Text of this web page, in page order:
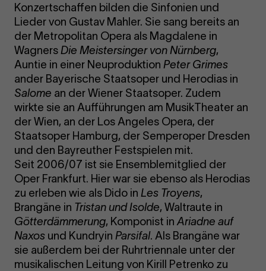
Konzertschaffen bilden die Sinfonien und
Lieder von Gustav Mahler. Sie sang bereits an
der Metropolitan Opera als Magdalene in
Wagners Die Meistersinger von Nürnberg,
Auntie in einer Neuproduktion Peter Grimes
ander Bayerische Staatsoper und Herodias in
Salome an der Wiener Staatsoper. Zudem
wirkte sie an Aufführungen am MusikTheater an
der Wien, an der Los Angeles Opera, der
Staatsoper Hamburg, der Semperoper Dresden
und den Bayreuther Festspielen mit.
Seit 2006/07 ist sie Ensemblemitglied der
Oper Frankfurt. Hier war sie ebenso als Herodias
zu erleben wie als Dido in Les Troyens,
Brangäne in Tristan und Isolde, Waltraute in
Götterdämmerung, Komponist inAriadne auf
Naxos und Kundryin Parsifal. Als Brangäne war
sie außerdem bei der Ruhrtriennale unter der
musikalischen Leitung von Kirill Petrenko zu